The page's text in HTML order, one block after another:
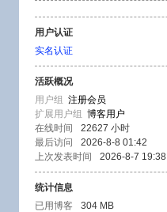
用户认证
实名认证
活跃概况
用户组 注册会员
扩展用户组 博客用户
在线时间
22627 小时
最后访问
2026-8-8 01:42
上次发表时间
2026-8-7 19:38
统计信息
已用博客
304 MB